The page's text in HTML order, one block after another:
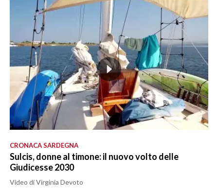
CRONACA SARDEGNA
Sulcis, donne al timone: il nuovo volto delle
Giudicesse 2030
Video di Virginia Devoto